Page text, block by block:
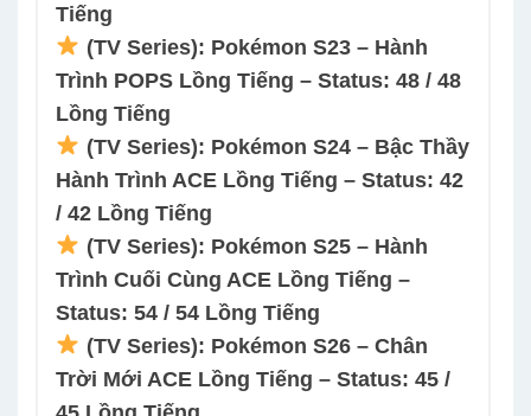
Tiếng
(TV Series): Pokémon S23 – Hành
Trình POPS Lồng Tiếng – Status: 48 / 48
Lồng Tiếng
(TV Series): Pokémon S24 – Bậc Thầy
Hành Trình ACE Lồng Tiếng – Status: 42
/ 42 Lồng Tiếng
(TV Series): Pokémon S25 – Hành
Trình Cuối Cùng ACE Lồng Tiếng –
Status: 54 / 54 Lồng Tiếng
(TV Series): Pokémon S26 – Chân
Trời Mới ACE Lồng Tiếng – Status: 45 /